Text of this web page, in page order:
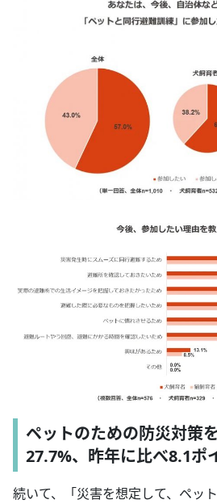
ペットのための防災対策
27.7%、昨年に比べ8.1ポ
続いて、「災害を想定して、ペッ